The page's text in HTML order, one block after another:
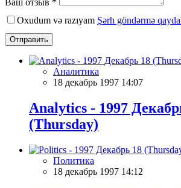
Oxudum və razıyam Şərh göndərmə
Отправить
Аналитика
18 декабрь 1997 14:07
Analytics - 1997
(Thursday)
Политика
18 декабрь 1997 14:12